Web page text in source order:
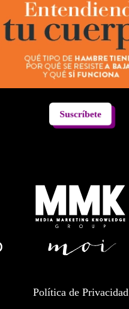
Suscríbete
Política de Privacidad